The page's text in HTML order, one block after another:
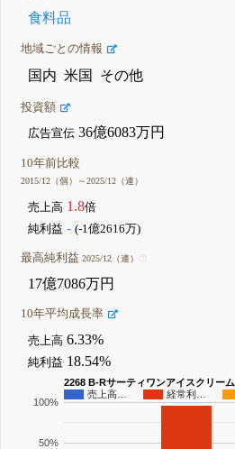
食料品
地域ごとの情報
国内 米国 その他
投資額
広告宣伝 36億6083万円
10年前比較
2015/12（個）～2025/12（連）
売上高 1.8倍
純利益 - (-1億2616万)
最高純利益2025/12（連）
17億7086万円
10年平均成長率
売上高 6.33%
純利益 18.54%
2268 B-Rサーティワンアイスクリーム
売上高…
経常利…
50%
100%